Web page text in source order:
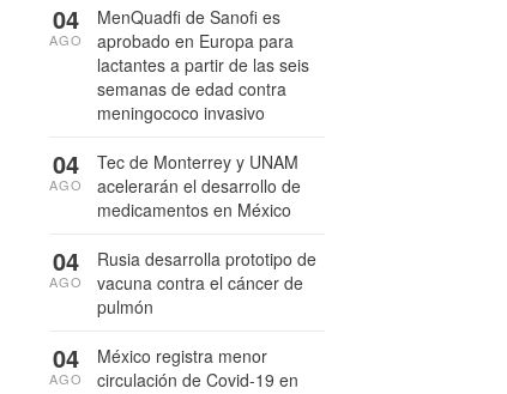
MenQuadfi de Sanofi es
aprobado en Europa para
lactantes a partir de las seis
semanas de edad contra
meningococo invasivo
04
AGO
Tec de Monterrey y UNAM
acelerarán el desarrollo de
medicamentos en México
04
AGO
Rusia desarrolla prototipo de
vacuna contra el cáncer de
pulmón
04
AGO
México registra menor
circulación de Covid-19 en
04
AGO